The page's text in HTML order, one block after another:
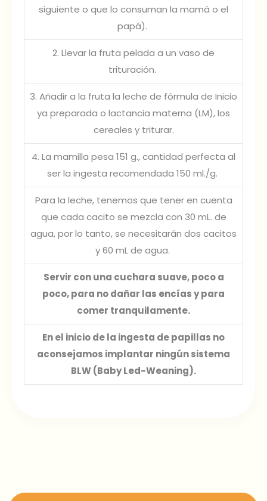
siguiente o que lo consuman la mamá o el
papá).
2. Llevar la fruta pelada a un vaso de
trituración.
3. Añadir a la fruta la leche de fórmula de Inicio
ya preparada o lactancia materna (LM), los
cereales y triturar.
4. La mamilla pesa 151 g., cantidad perfecta al
ser la ingesta recomendada 150 ml./g.
Para la leche, tenemos que tener en cuenta
que cada cacito se mezcla con 30 mL. de
agua, por lo tanto, se necesitarán dos cacitos
y 60 mL de agua.
Servir con una cuchara suave, poco a
poco, para no dañar las encías y para
comer tranquilamente.
En el inicio de la ingesta de papillas no
aconsejamos implantar ningún sistema
BLW (Baby Led-Weaning).